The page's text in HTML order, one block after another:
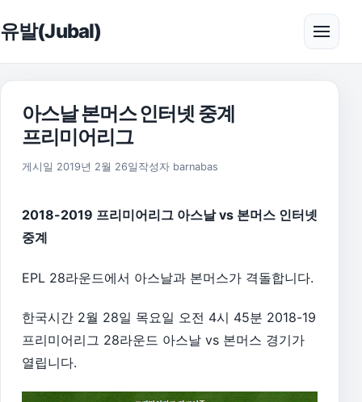
유발(Jubal) 메뉴
아스날 본머스 인터넷 중계
프리미어리그
게시일 2019년 2월 26일 2019년 4월 12일
작성자 barnabas
2018-2019 프리미어리그 아스날 vs 본머스 인터넷
중계
EPL 28라운드에서 아스날과 본머스가 격돌합니다.
한국시간 2월 28일 목요일 오전 4시 45분 2018-19
프리미어리그 28라운드 아스날 vs 본머스 경기가
열립니다.